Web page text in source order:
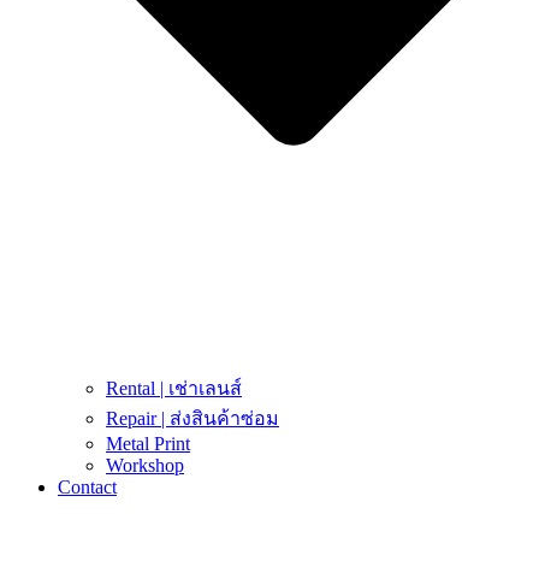
Rental | เช่าเลนส์
Repair | ส่งสินค้าซ่อม
Metal Print
Workshop
Contact